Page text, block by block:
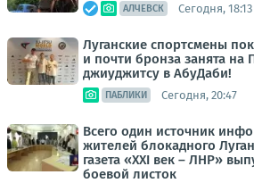
АЛЧЕВСК Сегодня, 18:13
Луганские спортсмены
и почти бронза занята на
джиуджитсу в АбуДаби!
ПАБЛИКИ Сегодня, 20:47
Всего один источник
жителей блокадного
газета «XXI век – ЛНР»
боевой листок